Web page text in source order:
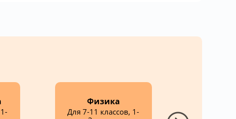
Физика
Для 7-11 классов, 1-